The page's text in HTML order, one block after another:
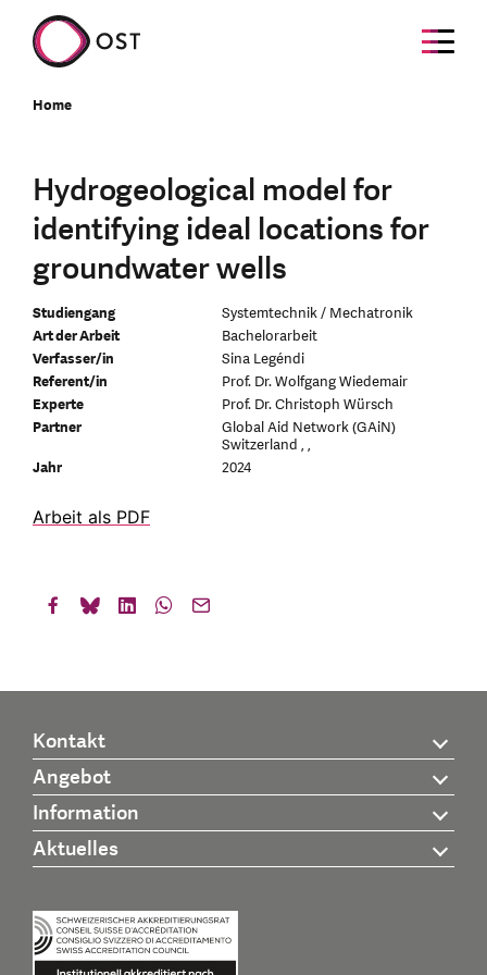
Home
Hydrogeological model for
identifying ideal locations for
groundwater wells
Studiengang
Systemtechnik / Mechatronik
Art der Arbeit
Bachelorarbeit
Verfasser/in
Sina Legéndi
Referent/in
Prof. Dr. Wolfgang Wiedemair
Experte
Prof. Dr. Christoph Würsch
Partner
Global Aid Network (GAiN)
Switzerland , ,
Jahr
2024
Arbeit als PDF
Kontakt
Angebot
Information
Aktuelles